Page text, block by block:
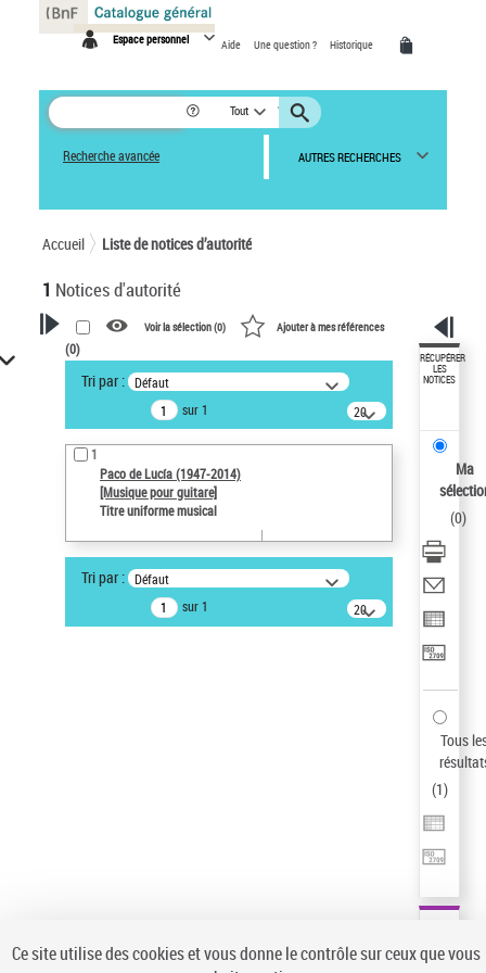
Espace personnel Aide Une question ? Historique
Tout
Recherche avancée AUTRES RECHERCHES
Accueil Liste de notices d’autorité
1 Notices d'autorité
VOTRE RECHERCHE
Recherche avancée dans les
notices d’autorité
Œuvres liées à l'auteur :
Paco de Lucía (1947-2014)
Auteur d’œuvre
Paco de Lucía (1947-2014)
Sauvegarder votre recherche
Voir la sélection (0) Ajouter à mes références
(0)
Tri par : Défaut
sur 1
20
résultats/page
1
Paco de Lucía (1947-2014)
[Musique pour guitare]
Titre uniforme musical
Tri par : Défaut
sur 1
20
résultats/page
RÉCUPÉRER
LES
NOTICES
Ma
(0)
Tous
(1)
Panneau de gestion des cookies
Ce site utilise des cookies et vous donne le contrôle sur ceux que vous